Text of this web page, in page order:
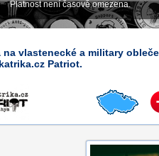
Platnost není časově omezena.
na vlastenecké a military
Patriot.